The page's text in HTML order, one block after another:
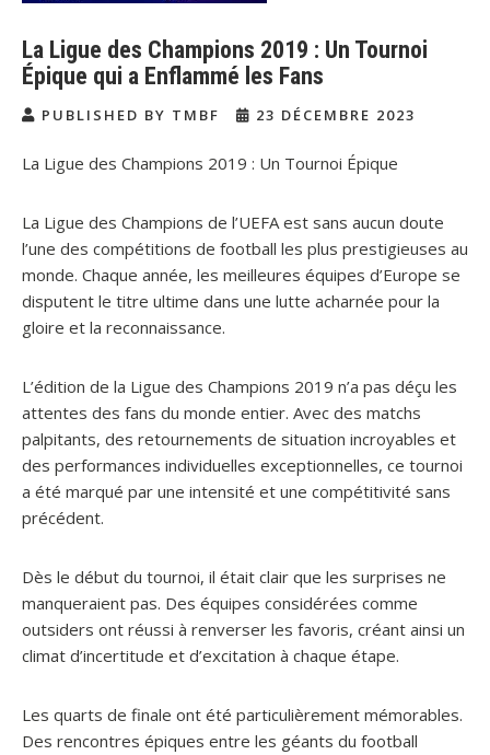
La Ligue des Champions 2019 : Un Tournoi
Épique qui a Enflammé les Fans
PUBLISHED BY TMBF 23 DÉCEMBRE 2023
La Ligue des Champions 2019 : Un Tournoi Épique
La Ligue des Champions de l’UEFA est sans aucun doute
l’une des compétitions de football les plus prestigieuses au
monde. Chaque année, les meilleures équipes d’Europe se
disputent le titre ultime dans une lutte acharnée pour la
gloire et la reconnaissance.
L’édition de la Ligue des Champions 2019 n’a pas déçu les
attentes des fans du monde entier. Avec des matchs
palpitants, des retournements de situation incroyables et
des performances individuelles exceptionnelles, ce tournoi
a été marqué par une intensité et une compétitivité sans
précédent.
Dès le début du tournoi, il était clair que les surprises ne
manqueraient pas. Des équipes considérées comme
outsiders ont réussi à renverser les favoris, créant ainsi un
climat d’incertitude et d’excitation à chaque étape.
Les quarts de finale ont été particulièrement mémorables.
Des rencontres épiques entre les géants du football